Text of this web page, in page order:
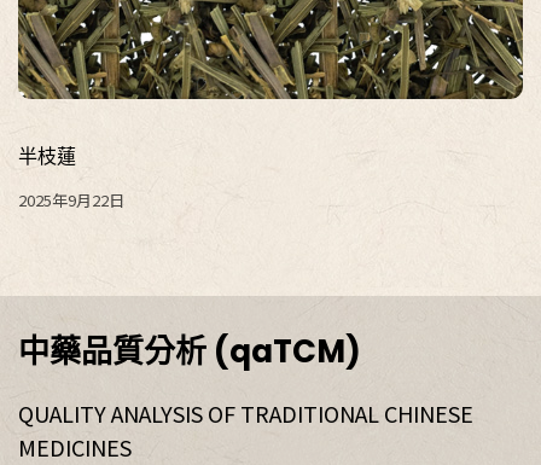
半枝蓮
2025年9月22日
中藥品質分析 (qaTCM)
QUALITY ANALYSIS OF TRADITIONAL CHINESE
MEDICINES